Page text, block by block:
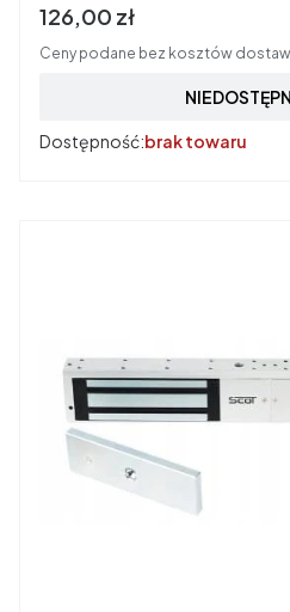
Cena brutto
126,00 zł
Ceny podane bez kosztów
Dostępność:brak towaru